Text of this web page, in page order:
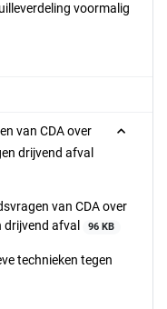
voormalig
van CDA over
drijvend afval
van CDA over
afval
96 KB
technieken tegen